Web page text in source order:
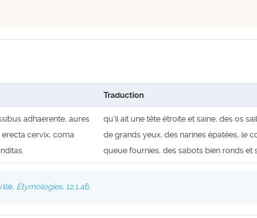
Traduction
adhaerente, aures
cervix, coma
qu’il ait une tête étroite et saine, des os
de grands yeux, des narines épatées, le
queue fournies, des sabots bien ronds et
Étymologies, 12.1.46.